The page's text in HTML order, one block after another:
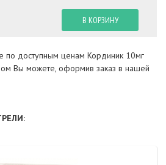
В КОРЗИНУ
по доступным ценам Кординик 10мг
Вы можете, оформив заказ в нашей